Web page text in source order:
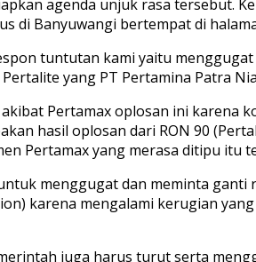
agenda unjuk rasa tersebut.
di Banyuwangi bertempat di
tuntutan kami yaitu
yang PT Pertamina Patra
Pertamax oplosan ini karena
hasil oplosan dari RON 90
Pertamax yang merasa ditipu itu
menggugat dan meminta
karena mengalami kerugian
juga harus turut serta